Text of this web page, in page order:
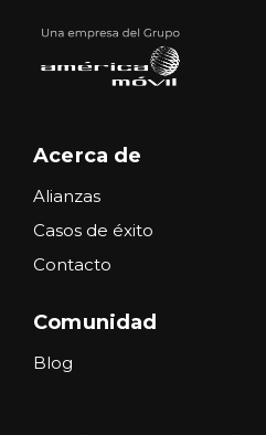
Acerca de
Alianzas
Casos de éxito
Contacto
Comunidad
Blog